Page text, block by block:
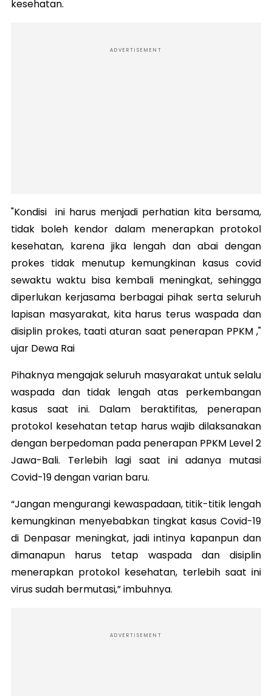
kesehatan.
ADVERTISEMENT
"Kondisi ini harus menjadi perhatian kita bersama,
tidak boleh kendor dalam menerapkan protokol
kesehatan, karena jika lengah dan abai dengan
prokes tidak menutup kemungkinan kasus covid
sewaktu waktu bisa kembali meningkat, sehingga
diperlukan kerjasama berbagai pihak serta seluruh
lapisan masyarakat, kita harus terus waspada dan
disiplin prokes, taati aturan saat penerapan PPKM ,"
ujar Dewa Rai
Pihaknya mengajak seluruh masyarakat untuk selalu
waspada dan tidak lengah atas perkembangan
kasus saat ini. Dalam beraktifitas, penerapan
protokol kesehatan tetap harus wajib dilaksanakan
dengan berpedoman pada penerapan PPKM Level 2
Jawa-Bali. Terlebih lagi saat ini adanya mutasi
Covid-19 dengan varian baru.
“Jangan mengurangi kewaspadaan, titik-titik lengah
kemungkinan menyebabkan tingkat kasus Covid-19
di Denpasar meningkat, jadi intinya kapanpun dan
dimanapun harus tetap waspada dan disiplin
menerapkan protokol kesehatan, terlebih saat ini
virus sudah bermutasi,” imbuhnya.
ADVERTISEMENT